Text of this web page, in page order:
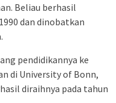
Beliau berhasil
dan dinobatkan
pendidikannya ke
di University of Bonn,
diraihnya pada tahun